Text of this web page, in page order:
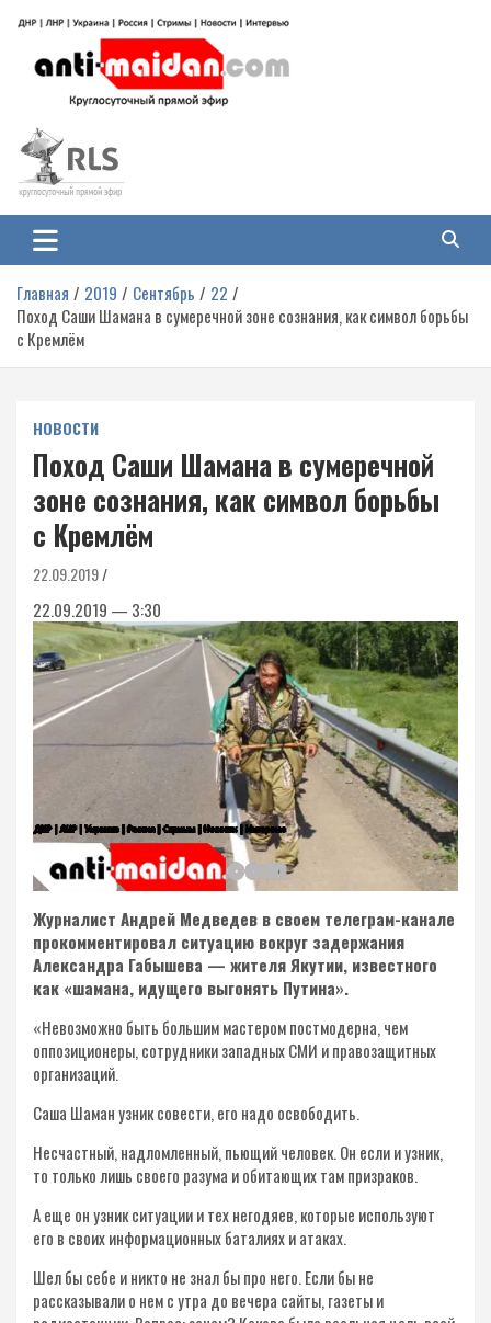
содержимому
Антимайдан: Гражданская война
на Украине
гражданской войне на Украине, включая события в Новороссии, ДНР,
ЛНР и других регионах.
Главная 2019 Сентябрь
22
Поход Саши Шамана в сумеречной зоне сознания, как символ борьбы
с Кремлём
НОВОСТИ
Поход Саши Шамана в сумеречной
зоне сознания, как символ борьбы
с Кремлём
22.09.2019
22.09.2019 — 3:30
Журналист Андрей Медведев в своем телеграм-канале
прокомментировал ситуацию вокруг задержания
Александра Габышева — жителя Якутии, известного
как «шамана, идущего выгонять Путина».
«Невозможно быть большим мастером постмодерна, чем
оппозиционеры, сотрудники западных СМИ и правозащитных
организаций.
Саша Шаман узник совести, его надо освободить.
Несчастный, надломленный, пьющий человек. Он если и узник,
то только лишь своего разума и обитающих там призраков.
А еще он узник ситуации и тех негодяев, которые используют
его в своих информационных баталиях и атаках.
Шел бы себе и никто не знал бы про него. Если бы не
рассказывали о нем с утра до вечера сайты, газеты и